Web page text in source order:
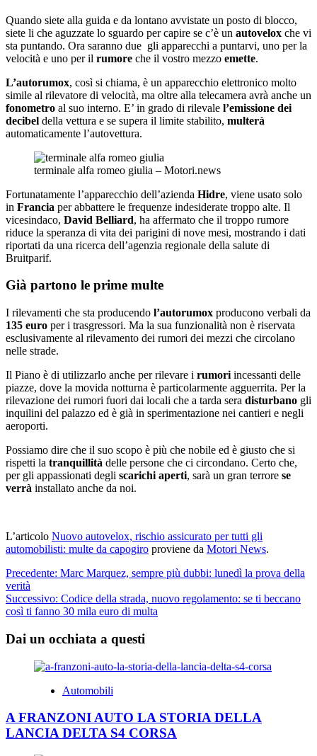
Quando siete alla guida e da lontano avvistate un posto di blocco,
siete li che aguzzate lo sguardo per capire se c’è un autovelox che vi
sta puntando. Ora saranno due gli apparecchi a puntarvi, uno per la
velocità e uno per il rumore che il vostro mezzo emette.
L’autorumox, così si chiama, è un apparecchio elettronico molto
simile al rilevatore di velocità, ma oltre alla telecamera avrà anche un
fonometro al suo interno. E’ in grado di rilevale l’emissione dei
decibel della vettura e se supera il limite stabilito, multerà
automaticamente l’autovettura.
terminale alfa romeo giulia – Motori.news
Fortunatamente l’apparecchio dell’azienda Hidre, viene usato solo
in Francia per abbattere le frequenze indesiderate troppo alte. Il
vicesindaco, David Belliard, ha affermato che il troppo rumore
riduce la speranza di vita dei parigini di nove mesi, mostrando i dati
riportati da una ricerca dell’agenzia regionale della salute di
Bruitparif.
Già partono le prime multe
I rilevamenti che sta producendo l’autorumox producono verbali da
135 euro per i trasgressori. Ma la sua funzionalità non è riservata
esclusivamente al rilevamento dei rumori dei mezzi che circolano
nelle strade.
Il Piano è di utilizzarlo anche per rilevare i rumori incessanti delle
piazze, dove la movida notturna è particolarmente agguerrita. Per la
rilevazione dei rumori fuori dai locali che a tarda sera disturbano gli
inquilini del palazzo ed è già in sperimentazione nei cantieri e negli
aeroporti.
Possiamo dire che il suo scopo è più che nobile ed è giusto che si
rispetti la tranquillità delle persone che ci circondano. Certo che,
per gli appassionati degli scarichi aperti, sarà un gran terrore se
verrà installato anche da noi.
L’articolo Nuovo autovelox, rischio assicurato per tutti gli
automobilisti: multe da capogiro proviene da Motori News.
Navigazione
articolo
Precedente: Marc Marquez, sempre più dubbi: lunedì la prova della
verità
Successivo: Codice della strada, nuovo regolamento: se ti beccano
così ti fanno 30 mila euro di multa
Dai un occhiata a questi
Automobili
A FRANZONI AUTO LA STORIA DELLA
LANCIA DELTA S4 CORSA